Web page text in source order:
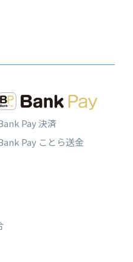
Pay 決済
Pay ことら送金